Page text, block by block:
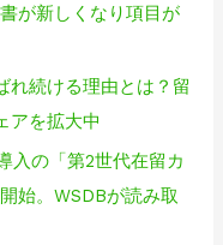
が新しくなり項目が
れ続ける理由とは？留
アを拡大中
入の「第2世代在留カ
始。WSDBが読み取